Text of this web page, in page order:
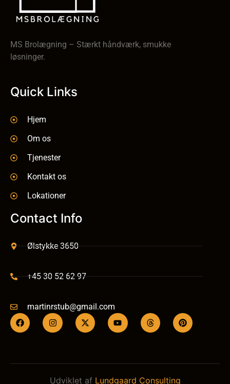
MS Brolægning – Stærkt håndværk, smukke
løsninger.
Quick Links
Hjem
Om os
Tjenester
Kontakt os
Lokationer
Contact Info
Ølstykke 3650
+45 30 52 62 97
martinrstub@gmail.com
Udviklet af Lundgaard Consulting